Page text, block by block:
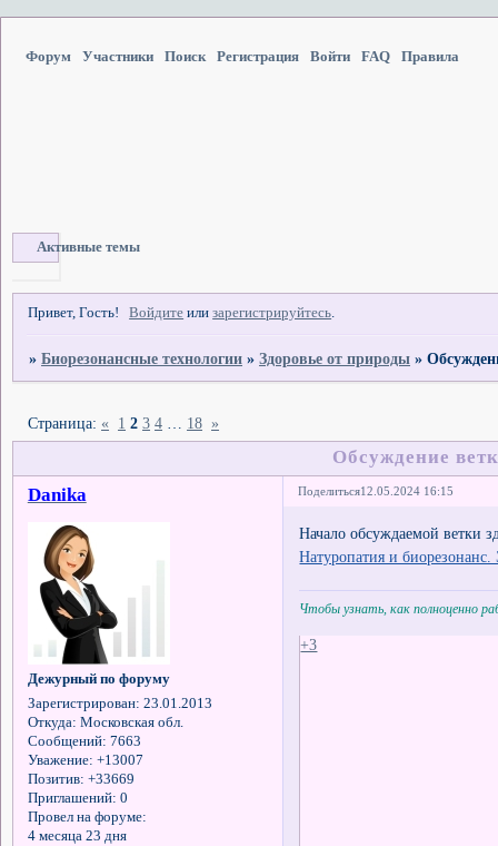
Форум Участники Поиск Регистрация Войти FAQ Правила
Активные темы
Привет, Гость! Войдите илизарегистрируйтесь.
»Биорезонансные технологии »Здоровье от природы »
Обсуждение
Страница: « 1 2 3 4 … 18 »
Поделиться12.05.2024 16:15
Danika
Дежурный по форуму
Зарегистрирован: 23.01.2013
Откуда: Московская обл.
Сообщений: 7663
Уважение: +13007
Позитив: +33669
Приглашений: 0
Провел на форуме:
4 месяца 23 дня
Начало обсуждаемой ветки
Натуропатия и
Чтобы узнать, как полноценно
+3